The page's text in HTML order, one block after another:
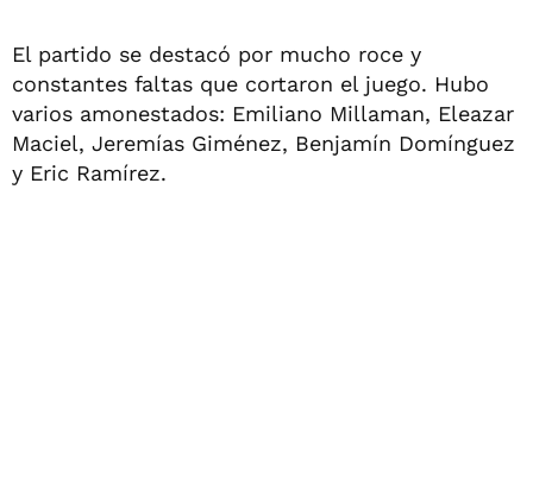
El partido se destacó por mucho roce y
constantes faltas que cortaron el juego. Hubo
varios amonestados: Emiliano Millaman, Eleazar
Maciel, Jeremías Giménez, Benjamín Domínguez
y Eric Ramírez.